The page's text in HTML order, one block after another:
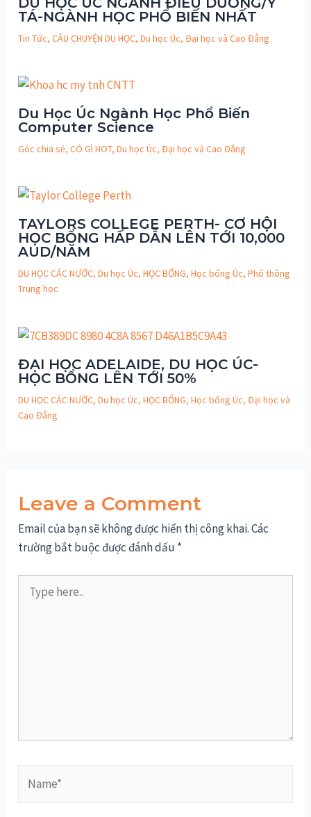
TÁ-NGÀNH HỌC PHỔ BIẾN NHẤT
Tin Tức,CÂU CHUYỆN DU HỌC,Du học Úc,Đại học và Cao Đẳng
Du Học Úc Ngành Học Phổ Biến
Computer Science
Góc chia sẻ,CÓ GÌ HOT,Du học Úc,Đại học và Cao Đẳng
TAYLORS COLLEGE PERTH- CƠ HỘI
HỌC BỔNG HẤP DẪN LÊN TỚI 10,000
AUD/NĂM
DU HỌC CÁC NƯỚC,Du học Úc,HỌC BỔNG,Học bổng Úc,Phổ thông
Trung học
ĐẠI HỌC ADELAIDE, DU HỌC ÚC-
HỌC BỔNG LÊN TỚI 50%
DU HỌC CÁC NƯỚC,Du học Úc,HỌC BỔNG,Học bổng Úc,Đại học và
Cao Đẳng
Leave a Comment
Email của bạn sẽ không được hiển thị công khai.Các
trường bắt buộc được đánh dấu *
here..